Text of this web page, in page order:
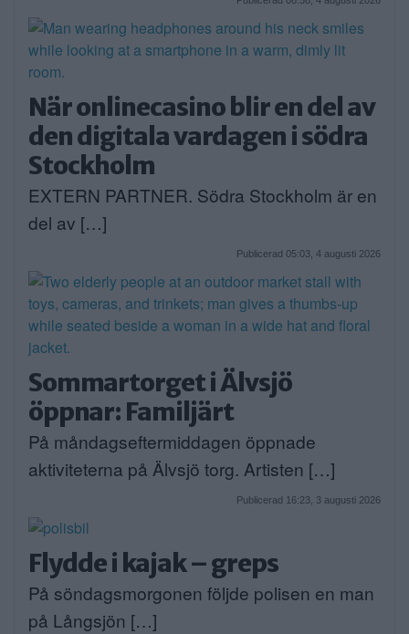
När onlinecasino blir en del av
den digitala vardagen i södra
Stockholm
EXTERN PARTNER. Södra Stockholm är en
del av […]
Publicerad 05:03, 4 augusti 2026
Sommartorget i Älvsjö
öppnar: Familjärt
På måndagseftermiddagen öppnade
aktiviteterna på Älvsjö torg. Artisten […]
Publicerad 16:23, 3 augusti 2026
Flydde i kajak – greps
På söndagsmorgonen följde polisen en man
på Långsjön […]